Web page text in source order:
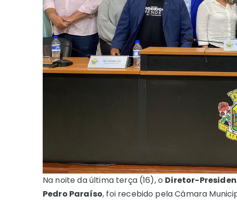
Na noite da última terça (16), o Diretor-
Pedro Paraíso, foi recebido pela Câmara